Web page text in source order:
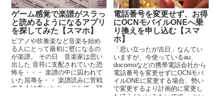
ゲーム感覚で楽譜がスラっ
と読めるようになるアプリ
を探してみた【スマホ】
ピアノや吹奏楽など音楽を始め
る人にとって最初に壁になるの
が楽譜。 その日 音楽家は思い
出した 音符に支配されていた恐
怖を・・・ 楽譜の中に囚われて
いた屈辱を・・ 楽譜読みに苦戦
する人は多いかと。 そして、戦
電話番号を変更せず、お得
にOCNモバイルONEへ乗
り換えを申し込む【スマ
ホ】
「思い立ったが吉日」なんてい
いますが、今使っているau、
docomoなどの携帯電話会社から
電話番号を変更せずにOCNモバ
イルONEに変更する場合、勢い
で変更するより計画的に変更し
たほうがいいみたいです。 とい